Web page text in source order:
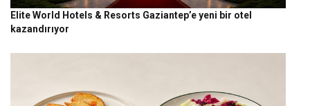
Elite World Hotels & Resorts Gaziantep’e yeni bir otel
kazandırıyor